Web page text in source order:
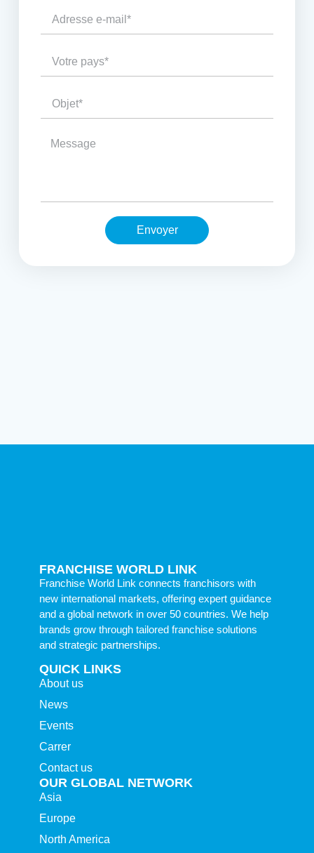
Envoyer
FRANCHISE WORLD LINK
Franchise World Link connects franchisors with
new international markets, offering expert guidance
and a global network in over 50 countries. We help
brands grow through tailored franchise solutions
and strategic partnerships.
QUICK LINKS
About us
News
Events
Carrer
Contact us
OUR GLOBAL NETWORK
Asia
Europe
North America